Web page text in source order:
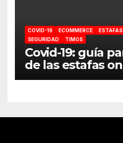
COVID-19 ECOMMERCE ESTAFAS
SEGURIDAD
TIMOS
Covid-19: guía
de las estafas